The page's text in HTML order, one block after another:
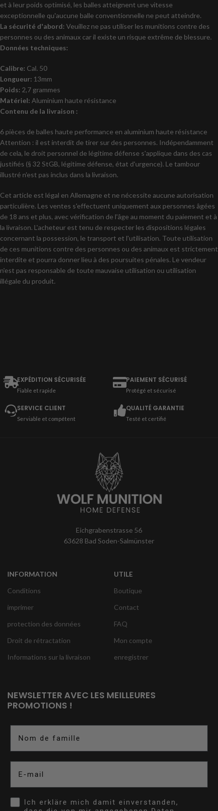
et à leur poids optimisé, les balles atteignent une vitesse
exceptionnelle qu'aucune balle conventionnelle ne peut atteindre.
La sécurité d'abord: Veuillez ne pas utiliser les munitions contre des
personnes ou des animaux car il existe un risque extrême de blessure.
Données techniques:
Calibre: Cal. 50
Longueur: 13mm
Poids: 2,7 grammes
Matériel: Aluminium haute résistance
Contenu de la livraison :
6 pièces de balles haute performance en aluminium haute résistance
Attention : il est interdit de tirer sur des personnes. Indépendamment
de cela, le droit personnel de légitime défense s'applique dans des cas
justifiés (§ 32 StGB, légitime défense, état d'urgence). Le tambour
illustré n'est pas inclus dans la livraison.
Cet article est légal en Allemagne et ne nécessite aucune autorisation
particulière. Les ventes s'effectuent uniquement aux personnes âgées
de 18 ans et plus, avec vérification de l'âge au moment du paiement et à
la livraison. L'acheteur est tenu de respecter les dispositions légales
concernant la possession, le transport et l'utilisation. Toute utilisation
de ces munitions contre des personnes ou des animaux est strictement
interdite et pourra donner lieu à des poursuites pénales. Le vendeur
n'est pas responsable de toute mauvaise utilisation ou utilisation
illégale du produit.
EXPÉDITION SÉCURISÉE
Fiable et rapide
PAIEMENT SÉCURISÉ
Protégé et sécurisé
SERVICE CLIENT
Serviable et compétent
QUALITÉ GARANTIE
Testé et certifié
Eichgrabenstrasse 56
63628 Bad Soden-Salmünster
INFORMATION
Conditions
imprimer
protection des données
Droit de rétractation
Informations sur la livraison
UTILE
Boutique
Contact
FAQ
Mon compte
enregistrer
NEWSLETTER AVEC LES MEILLEURES
PROMOTIONS !
Opt InIch erkläre mich damit einverstanden,